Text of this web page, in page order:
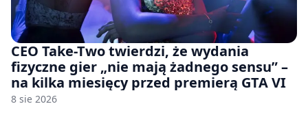
CEO Take-Two twierdzi, że wydania
fizyczne gier „nie mają żadnego sensu” –
na kilka miesięcy przed premierą GTA VI
8 sie 2026